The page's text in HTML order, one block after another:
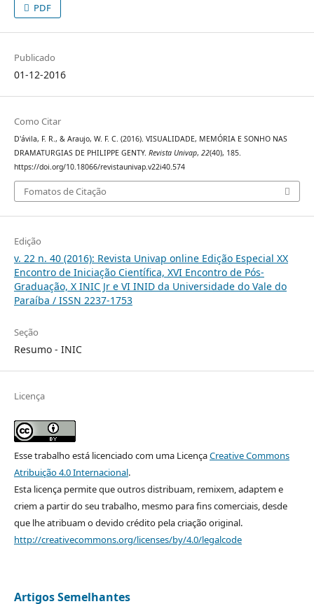
PDF
Publicado
01-12-2016
Como Citar
D'ávila, F. R., & Araujo, W. F. C. (2016). VISUALIDADE, MEMÓRIA E SONHO NAS
DRAMATURGIAS DE PHILIPPE GENTY. Revista Univap, 22(40), 185.
https://doi.org/10.18066/revistaunivap.v22i40.574
Fomatos de Citação
Edição
v. 22 n. 40 (2016): Revista Univap online Edição Especial XX
Encontro de Iniciação Científica, XVI Encontro de Pós-
Graduação, X INIC Jr e VI INID da Universidade do Vale do
Paraíba / ISSN 2237-1753
Seção
Resumo - INIC
Licença
Esse trabalho está licenciado com uma LicençaCreative Commons
Atribuição 4.0 Internacional.
Esta licença permite que outros distribuam, remixem, adaptem e
criem a partir do seu trabalho, mesmo para fins comerciais, desde
que lhe atribuam o devido crédito pela criação original.
http://creativecommons.org/licenses/by/4.0/legalcode
Artigos Semelhantes